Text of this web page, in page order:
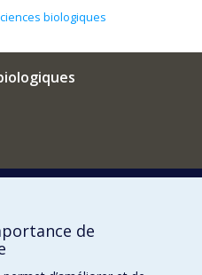
biologiques
de